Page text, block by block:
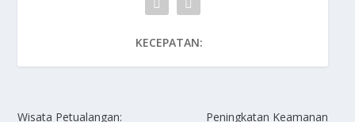
KECEPATAN:
Wisata Petualangan:
Peningkatan Keamanan